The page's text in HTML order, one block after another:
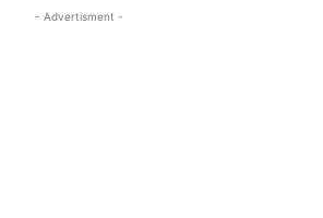
- Advertisment -